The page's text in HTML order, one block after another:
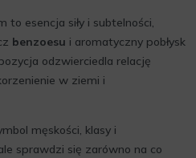
to esencja siły i subtelności,
benzoesu i aromatyczny pobłysk
odzwierciedla relację
w ziemi i
męskości, klasy i
sprawdzi się zarówno na co